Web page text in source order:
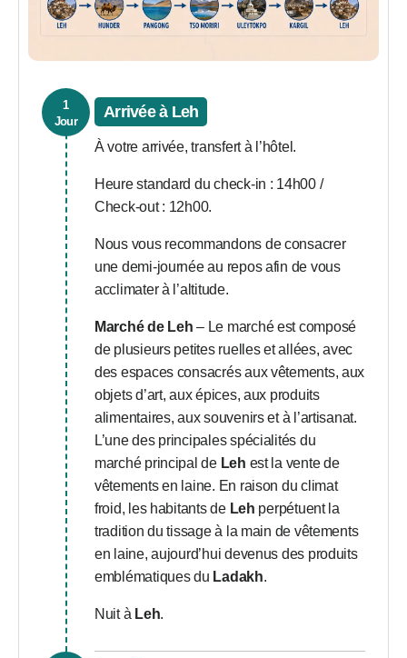
1
Jour
Arrivée à Leh
À votre arrivée, transfert à l’hôtel.
Heure standard du check-in : 14h00 /
Check-out : 12h00.
Nous vous recommandons de consacrer
une demi-journée au repos afin de vous
acclimater à l’altitude.
Marché de Leh – Le marché est composé
de plusieurs petites ruelles et allées, avec
des espaces consacrés aux vêtements, aux
objets d’art, aux épices, aux produits
alimentaires, aux souvenirs et à l’artisanat.
L’une des principales spécialités du
marché principal de Leh est la vente de
vêtements en laine. En raison du climat
froid, les habitants de Leh perpétuent la
tradition du tissage à la main de vêtements
en laine, aujourd’hui devenus des produits
emblématiques du Ladakh.
Nuit à Leh.